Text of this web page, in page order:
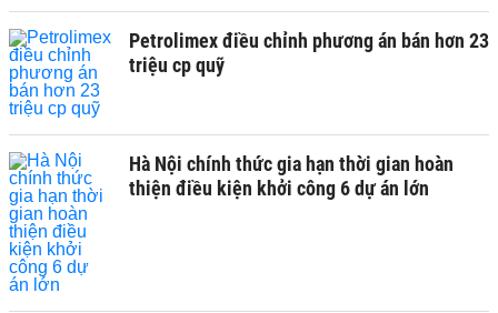
Petrolimex điều chỉnh phương án bán hơn 23
triệu cp quỹ
Hà Nội chính thức gia hạn thời gian hoàn
thiện điều kiện khởi công 6 dự án lớn